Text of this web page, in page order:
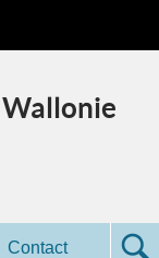
Contact